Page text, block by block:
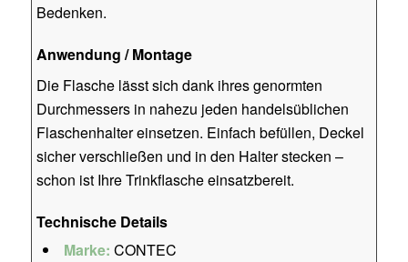
Bedenken.
Anwendung / Montage
Die Flasche lässt sich dank ihres genormten
Durchmessers in nahezu jeden handelsüblichen
Flaschenhalter einsetzen. Einfach befüllen, Deckel
sicher verschließen und in den Halter stecken –
schon ist Ihre Trinkflasche einsatzbereit.
Technische Details
Marke: CONTEC